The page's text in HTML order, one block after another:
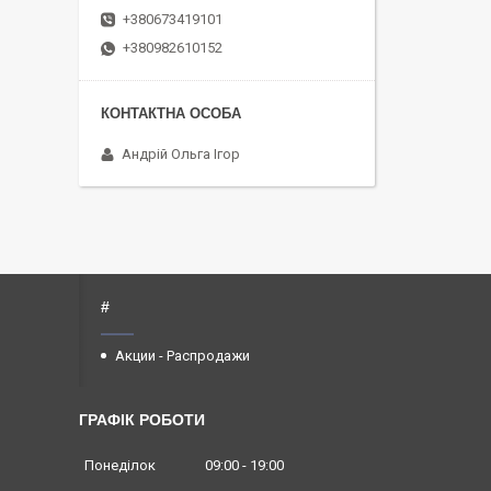
+380673419101
+380982610152
Андрій Ольга Ігор
#
Акции - Распродажи
ГРАФІК РОБОТИ
Понеділок 09:00
19:00